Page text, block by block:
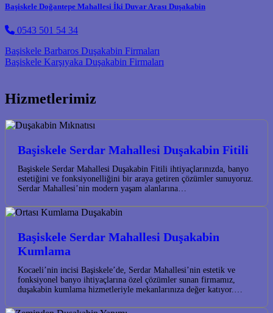
Başiskele Doğantepe Mahallesi İki Duvar Arası Duşakabin
0543 501 54 34
Post navigation
Başiskele Barbaros Duşakabin Firmaları
Başiskele Karşıyaka Duşakabin Firmaları
Hizmetlerimiz
Başiskele Serdar Mahallesi Duşakabin Fitili
Başiskele Serdar Mahallesi Duşakabin Fitili ihtiyaçlarınızda, banyo
estetiğini ve fonksiyonelliğini bir araya getiren çözümler sunuyoruz.
Serdar Mahallesi’nin modern yaşam alanlarına…
Başiskele Serdar Mahallesi Duşakabin
Kumlama
Kocaeli’nin incisi Başiskele’de, Serdar Mahallesi’nin estetik ve
fonksiyonel banyo ihtiyaçlarına özel çözümler sunan firmamız,
duşakabin kumlama hizmetleriyle mekanlarınıza değer katıyor.…